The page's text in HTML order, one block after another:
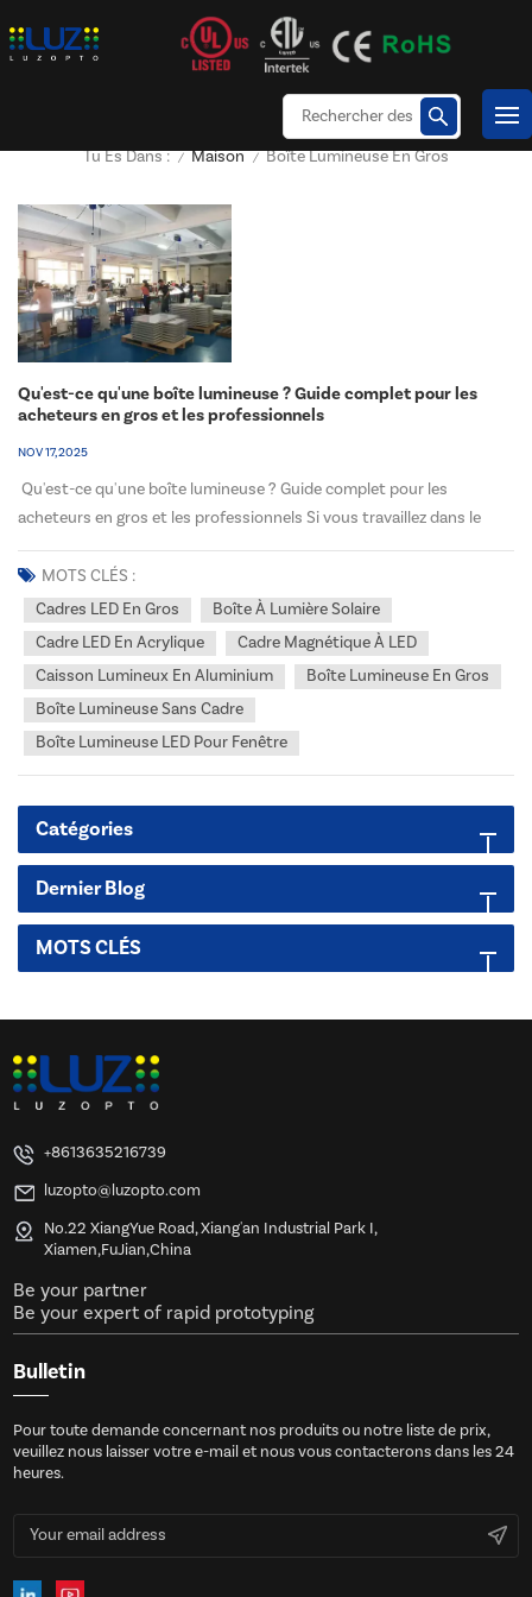
Tu Es Dans : / Maison / Boîte Lumineuse En Gros
Qu'est-ce qu'une boîte lumineuse ? Guide complet pour les
acheteurs en gros et les professionnels
NOV 17, 2025
Qu'est-ce qu'une boîte lumineuse ? Guide complet pour les
acheteurs en gros et les professionnels Si vous travaillez dans le
commerce de détail, la publicité ou la signalétique, vous avez
probablement déjà entendu parler de caisson lumineux. Mais qu'est-
ce qu'un caisson lumineux exactement, et pour...
MOTS CLÉS :
Cadres LED En Gros
Boîte À Lumière Solaire
Cadre LED En Acrylique
Cadre Magnétique À LED
Caisson Lumineux En Aluminium
Boîte Lumineuse En Gros
Boîte Lumineuse Sans Cadre
Boîte Lumineuse LED Pour Fenêtre
Catégories
Dernier Blog
MOTS CLÉS
+8613635216739
luzopto@luzopto.com
No.22 XiangYue Road, Xiang'an Industrial Park I,
Xiamen,FuJian,China
Be your partner
Be your expert of rapid prototyping
Bulletin
Pour toute demande concernant nos produits ou notre liste de prix,
veuillez nous laisser votre e-mail et nous vous contacterons dans les 24
heures.